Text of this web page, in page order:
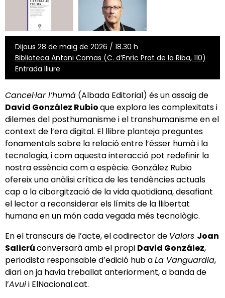
Dijous 28 de maig de 2026 / 18.30 h
Biblioteca Antoni Comas (C. d’Enric Prat de la Riba, 110)
Entrada lliure
Cancel·lar l’humà (Albada Editorial) és un assaig de
David González Rubioque explora les complexitats i
dilemes del posthumanisme i el transhumanisme en el
context de l’era digital. El llibre planteja preguntes
fonamentals sobre la relació entre l’ésser humà i la
tecnologia, i com aquesta interacció pot redefinir la
nostra essència com a espècie. González Rubio
ofereix una anàlisi crítica de les tendències actuals
cap a la ciborgització de la vida quotidiana, desafiant
el lector a reconsiderar els límits de la llibertat
humana en un món cada vegada més tecnològic.
En el transcurs de l’acte, el codirector de Valors Joan
Salicrúconversarà amb el propi David González,
periodista responsable d’edició hub aLa Vanguardia,
diari on ja havia treballat anteriorment, a banda de
l’Avuii ElNacional.cat.